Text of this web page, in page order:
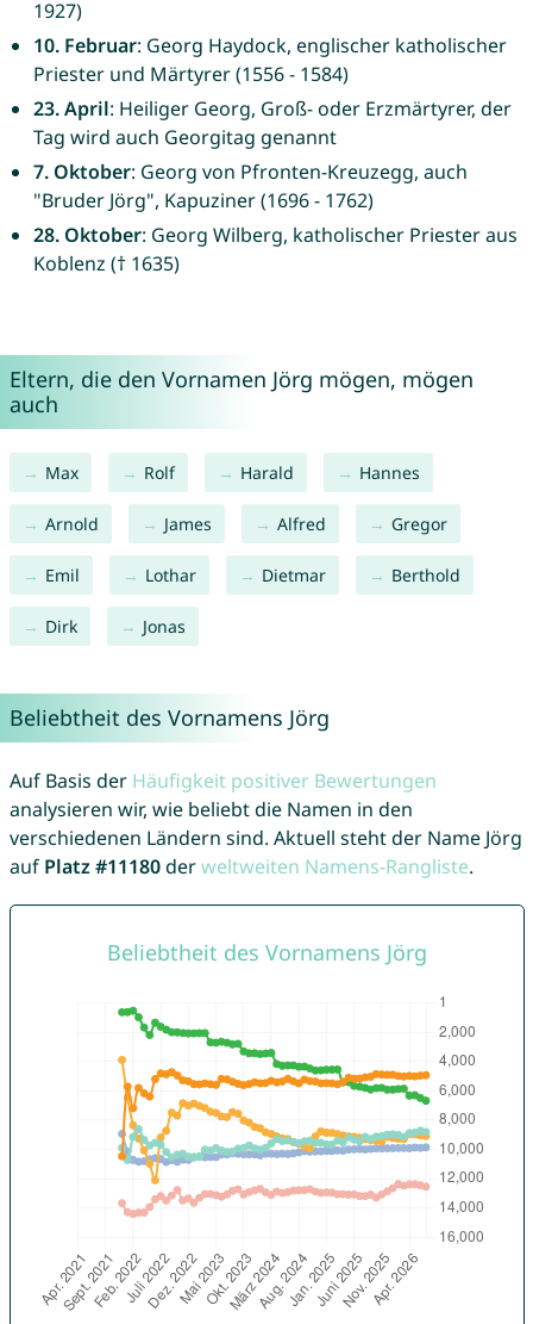
1927)
10. Februar: Georg Haydock, englischer katholischer
Priester und Märtyrer (1556 - 1584)
23. April: Heiliger Georg, Groß- oder Erzmärtyrer, der
Tag wird auch Georgitag genannt
7. Oktober: Georg von Pfronten-Kreuzegg, auch
"Bruder Jörg", Kapuziner (1696 - 1762)
28. Oktober: Georg Wilberg, katholischer Priester aus
Koblenz († 1635)
Eltern, die den Vornamen Jörg mögen, mögen
auch
Max Rolf Harald Hannes
Arnold James Alfred Gregor
Emil Lothar Dietmar Berthold
Dirk Jonas
Beliebtheit des Vornamens Jörg
Auf Basis der Häufigkeit positiver Bewertungen
analysieren wir, wie beliebt die Namen in den
verschiedenen Ländern sind. Aktuell steht der Name Jörg
auf Platz #11180derweltweiten Namens-Rangliste.